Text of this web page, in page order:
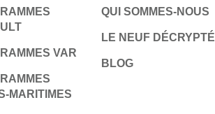
VAR
MARITIMES
QUI SOMMES-NOUS
LE NEUF DÉCRYPTÉ
BLOG